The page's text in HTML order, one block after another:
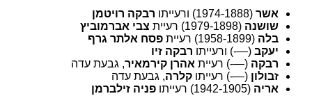
אשר (1974-1888) ורעייתו
רבקה רויטמן
שושנה (1979-1898) רעיית
צבי אברמוביץ
בלה (1958-1899) רעיית
פסח אלתר גרף
יעקב (—-) ורעייתו רבקה זיו
רבקה (—-) רעיית אהרן קירמאיר, גבעת עדה
זבולון (—-) רעייתו קלרה, גבעת עדה
אריה (1942-1905) רעייתו פניה זילברמן